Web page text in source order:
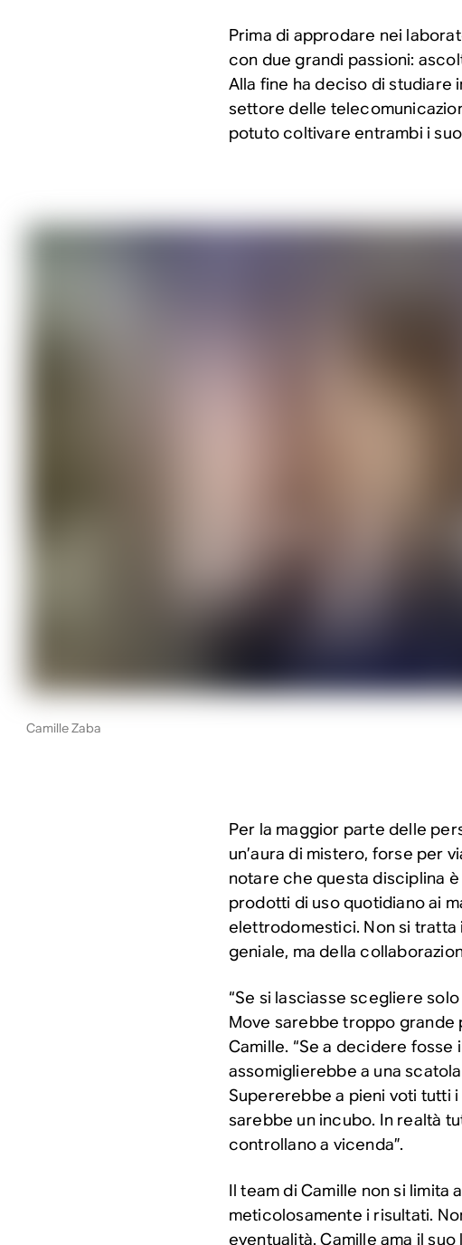
Prima di approdare nei
con due grandi passioni:
Alla fine ha deciso di studiare
settore delle
potuto coltivare entrambi i
Camille Zaba
Per la maggior parte delle
un’aura di mistero, forse per
notare che questa disciplina
prodotti di uso quotidiano ai
elettrodomestici. Non si
geniale, ma della
“Se si lasciasse scegliere
Move sarebbe troppo grande
Camille. “Se a decidere
assomiglierebbe a una
Supererebbe a pieni voti tutti
sarebbe un incubo. In realtà
controllano a vicenda”.
Il team di Camille non si limita
meticolosamente i risultati.
eventualità. Camille ama il